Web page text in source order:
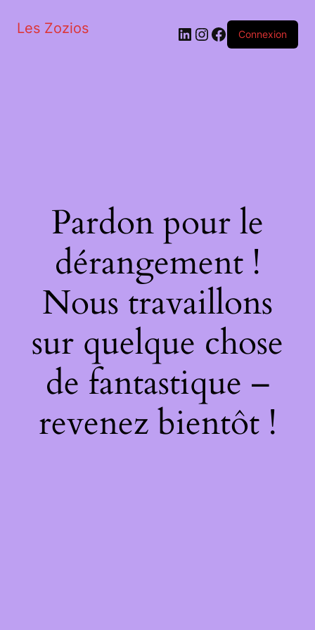
Les Zozios LinkedIn
Instagram
Facebook
Connexion
Pardon pour le
dérangement !
Nous travaillons
sur quelque chose
de fantastique –
revenez bientôt !